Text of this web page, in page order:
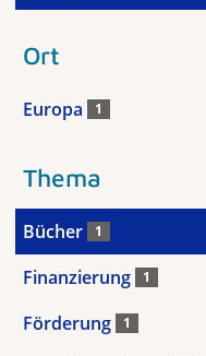
Ort
Europa 1
Thema
Bücher 1
Finanzierung 1
Förderung 1